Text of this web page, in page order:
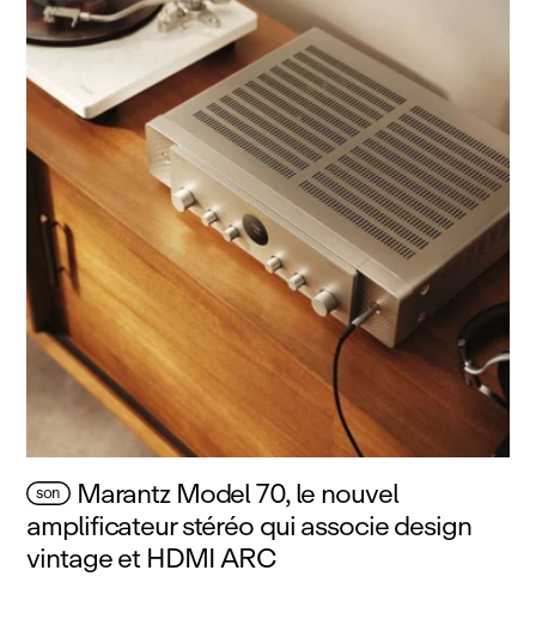
son Marantz Model 70, le nouvel
amplificateur stéréo qui associe design
vintage et HDMI ARC